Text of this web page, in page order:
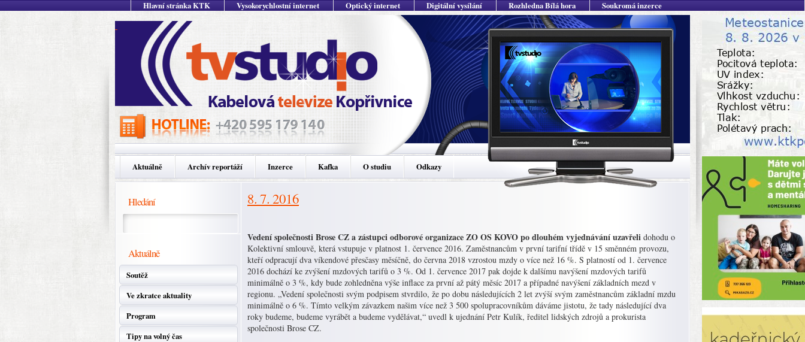
Hlavní stránka KTK Vysokorychlostní internet Optický internet Digitální vysílání Rozhledna Bílá hora Soukromá inzerce
Aktuálně Archív reportáží Inzerce Kafka O studiu Odkazy
Hledání
Aktuálně
Soutěž
Ve zkratce aktuality
Program
Tipy na volný čas
8. 7. 2016
Vedení společnosti Brose CZ a zástupci odborové organizace ZO OS KOVO po dlouhém vyjednávání uzavřeli dohodu o
Kolektivní smlouvě, která vstupuje v platnost 1. července 2016. Zaměstnancům v první tarifní třídě v 15 směnném provozu,
kteří odpracují dva víkendové přesčasy měsíčně, do června 2018 vzrostou mzdy o více než 16 %. S platností od 1. července
2016 dochází ke zvýšení mzdových tarifů o 3 %. Od 1. července 2017 pak dojde k dalšímu navýšení mzdových tarifů
minimálně o 3 %, kdy bude zohledněna výše inflace za první až pátý měsíc 2017 a případné navýšení základních mezd v
regionu. „Vedení společnosti svým podpisem stvrdilo, že po dobu následujících 2 let zvýší svým zaměstnancům základní mzdu
minimálně o 6 %. Tímto velkým závazkem našim více než 3 500 spolupracovníkům dáváme jistotu, že tady následující dva
roky budeme, budeme vyrábět a budeme vydělávat,“ uvedl k ujednání Petr Kulík, ředitel lidských zdrojů a prokurista
společnosti Brose CZ.